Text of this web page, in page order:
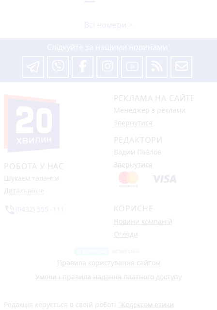
РОБОТА У НАС
Шукаєм таланти
Детальніше
РЕКЛАМА НА САЙТІ
Менеджер з реклами
Звернутися
РЕДАКТОРИ
Вадим Павлов
Звернутися
КОРИСНЕ
Новини компаній
Огляди
Правила користування сайтом
Умови і правила надання платного доступу
Редакція керується в своїй роботі "Кодексом етики